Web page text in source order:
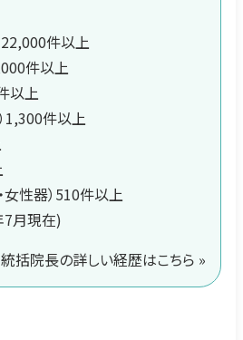
件以上
件以上
以上
1,300件以上
女性器）510件以上
月現在)
括院長の詳しい経歴はこちら »